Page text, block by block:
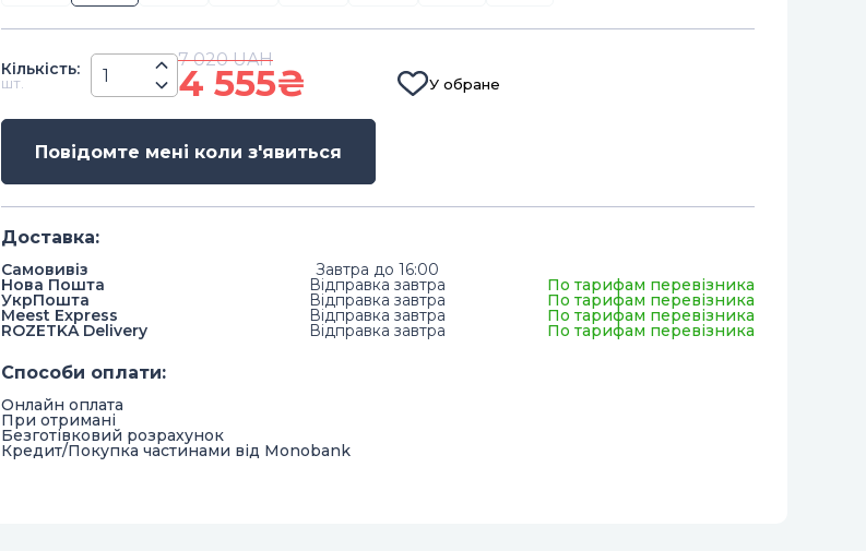
Кiлькiсть:
шт.
7 020 UAH
4 555₴ У обране
Повідомте мені коли з'явиться
Доставка:
Самовивіз Завтра до 16:00
Нова Пошта Відправка завтра По тарифам перевізника
УкрПошта Відправка завтра По тарифам перевізника
Meest Express Відправка завтра По тарифам перевізника
ROZETKA Delivery Відправка завтра По тарифам перевізника
Способи оплати:
Онлайн оплата
При отримані
Безготівковий розрахунок
Кредит/Покупка частинами від Monobank